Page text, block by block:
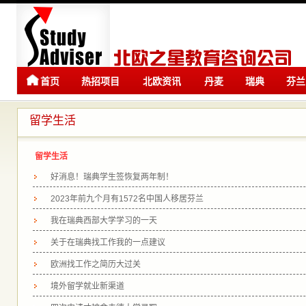
首页 热招项目 北欧资讯 丹麦
留学
瑞典
留学
芬兰
留学生活
留学生活
好消息！瑞典学生签恢复两年制！
2023年前九个月有1572名中国人移居芬兰
我在瑞典西部大学学习的一天
关于在瑞典找工作我的一点建议
欧洲找工作之简历大过关
境外留学就业新渠道